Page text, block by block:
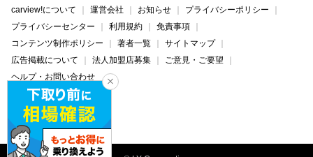
carview!について 運営会社 お知らせ
プライバシーポリシー
プライバシーセンター
利用規約
免責事項
コンテンツ制作ポリシー
著者一覧
サイトマップ
広告掲載について
法人加盟店募集
ご意見・ご要望
ヘルプ・お問い合わせ
carview! Yahoo! JAPAN